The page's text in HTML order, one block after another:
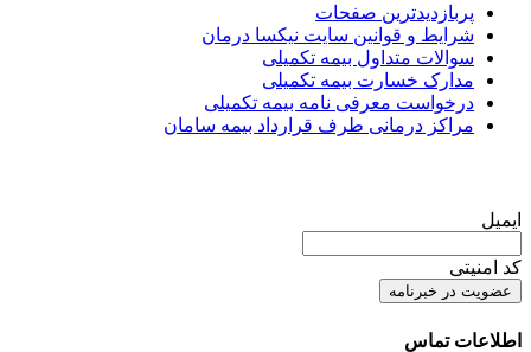
پربازدیدترین صفحات
شرایط و قوانین سایت نیکسا درمان
سوالات متداول بیمه تکمیلی
مدارک خسارت بیمه تکمیلی
درخواست معرفی نامه بیمه تکمیلی
مراکز درمانی طرف قرارداد بیمه سامان
ایمیل
کد امنیتی
اطلاعات تماس